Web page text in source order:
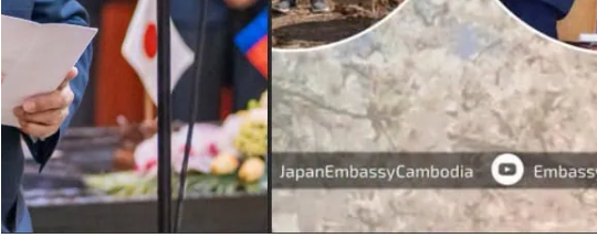
ាពលរដ្ឋដែរ ពេលលោកមកស្រុកតាំងគោកកាលពីខែឧសភា
៖ «អត់ដីស្រែហ្នឹងដឹងតែលំបាកហើយបង ដោយសារតែខ្ញុំនេះត្រូវ
មួយជំពាក់ធនាគារ។ បានដីហ្នឹងទៅគ្រាន់ធ្វើ ហើយមួយឆ្នាំធ្វើ
ព្រោះផុតពីហ្នឹងទឹកទន្លេលិចបាត់»។ អ្នកស៊ើបអង្កេតជាន់ខ្ពស់ផ្នែក
ហុក (ADHOC) លោក យី សុខសាន្ត យល់ឃើញថា ចំណុចដែល
ឡើងថា ដីនៅតំបន់៣នោះជាដីស្ថិតនៅទីតាំងតូចៗ គឺមានន័យថា
ាស្រ័យផលជាក់ស្ដែងរួចហើយ។ តែយ៉ាងណា លោកបន្តថា
ដែលធ្វើឱ្យអាជ្ញាធរដែនដីពិបាកវាស់វែង អាជ្ញាធរគួរដោះដូរដី
ានសង្គមកិច្ច ដើម្បីចែកឱ្យប្រជាពលរដ្ឋសម្រាប់ការអាស្រ័យផល។